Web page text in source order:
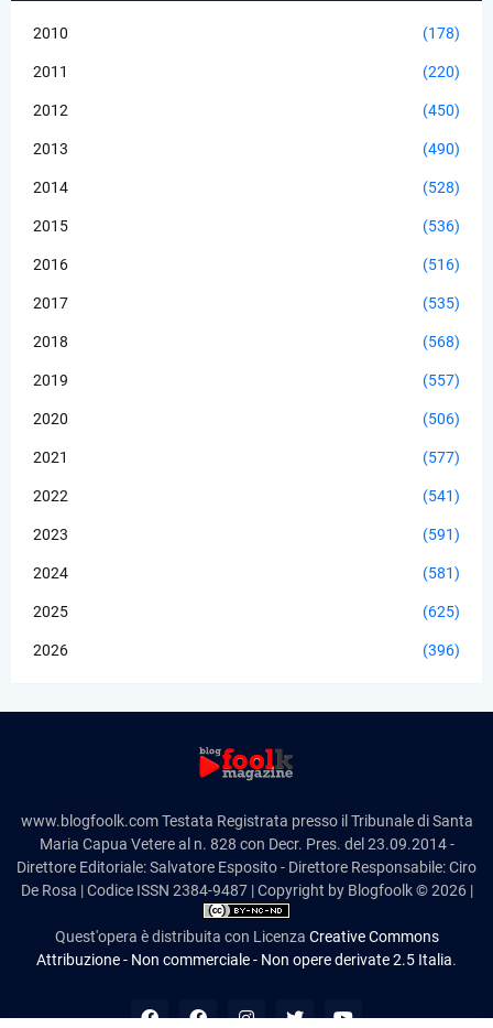
2010 (178)
2011 (220)
2012 (450)
2013 (490)
2014 (528)
2015 (536)
2016 (516)
2017 (535)
2018 (568)
2019 (557)
2020 (506)
2021 (577)
2022 (541)
2023 (591)
2024 (581)
2025 (625)
2026 (396)
www.blogfoolk.com Testata Registrata presso il Tribunale di Santa
Maria Capua Vetere al n. 828 con Decr. Pres. del 23.09.2014 -
Direttore Editoriale: Salvatore Esposito - Direttore Responsabile: Ciro
De Rosa | Codice ISSN 2384-9487 | Copyright by Blogfoolk © 2026 |
Quest'opera è distribuita con Licenza Creative Commons
Attribuzione - Non commerciale - Non opere derivate 2.5 Italia.